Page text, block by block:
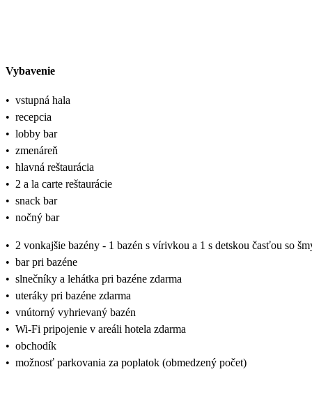
Vybavenie
• vstupná hala
• recepcia
• lobby bar
• zmenáreň
• hlavná reštaurácia
• 2 a la carte reštaurácie
• snack bar
• nočný bar
• 2 vonkajšie bazény - 1 bazén s vírivkou a 1 s detskou časťou so
• bar pri bazéne
• slnečníky a lehátka pri bazéne zdarma
• uteráky pri bazéne zdarma
• vnútorný vyhrievaný bazén
• Wi-Fi pripojenie v areáli hotela zdarma
• obchodík
• možnosť parkovania za poplatok (obmedzený počet)